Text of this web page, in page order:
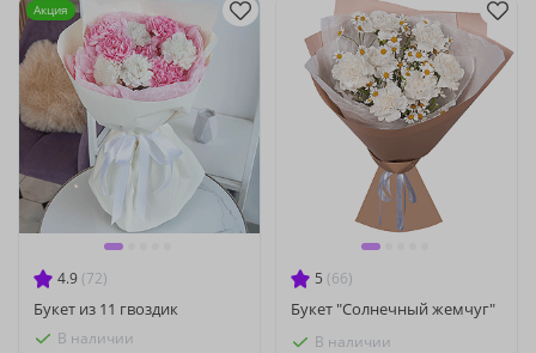
4.9 (72)
Букет из 11 гвоздик
В наличии
Акция
5 (66)
Букет "Солнечный жемчуг"
В наличии